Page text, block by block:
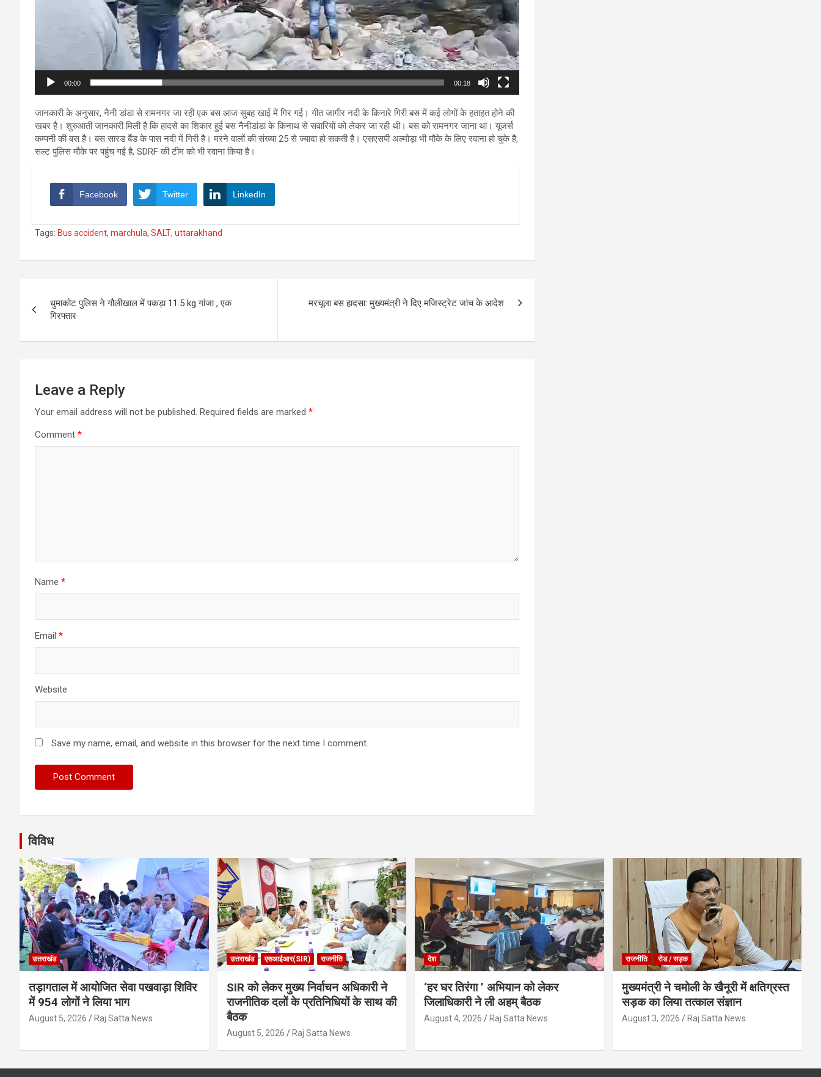
00:00 00:18
जानकारी के अनुसार, नैनी डांडा से रामनगर जा रही एक बस आज सुबह खाई में गिर गई। गीत जागीर नदी के किनारे गिरी बस में कई लोगों के हताहत होने की
खबर है। शुरुआती जानकारी मिली है कि हादसे का शिकार हुई बस नैनीडांडा के किनाथ से सवारियों को लेकर जा रही थी। बस को रामनगर जाना था। यूजर्स
कम्पनी की बस है। बस सारड बैंड के पास नदी में गिरी है। मरने वालों की संख्या 25 से ज्यादा हो सकती है। एसएसपी अल्मोड़ा भी मौके के लिए रवाना हो चुके है,
सल्ट पुलिस मौके पर पहुंच गई है, SDRF की टीम को भी रवाना किया है।
Facebook Twitter LinkedIn
Tags: Bus accident, marchula, SALT, uttarakhand
navigation
धुमाकोट पुलिस ने गौलीखाल में पकड़ा 11.5 kg गांजा , एक
गिरफ्तार
मरचूला बस हादसा: मुख्यमंत्री ने दिए मजिस्ट्रेट जांच के आदेश
Leave a Reply
Your email address will not be published. Required fields are marked *
Comment *
Name *
Email *
Website
Save my name, email, and website in this browser for the next time I comment.
विविध
उत्तराखंड
तड़ागताल में आयोजित सेवा पखवाड़ा शिविर
में 954 लोगों ने लिया भाग
August 5, 2026 Raj Satta News
उत्तराखंड एसआईआर(SIR) राजनीति
SIR को लेकर मुख्य निर्वाचन अधिकारी ने
राजनीतिक दलों के प्रतिनिधियों के साथ की
बैठक
August 5, 2026 Raj Satta News
देश
‘हर घर तिरंगा ’ अभियान को लेकर
जिलाधिकारी ने ली अहम् बैठक
August 4, 2026 Raj Satta News
राजनीति रोड / सड़क
मुख्यमंत्री ने चमोली के खैनूरी में क्षतिग्रस्त
सड़क का लिया तत्काल संज्ञान
August 3, 2026 Raj Satta News